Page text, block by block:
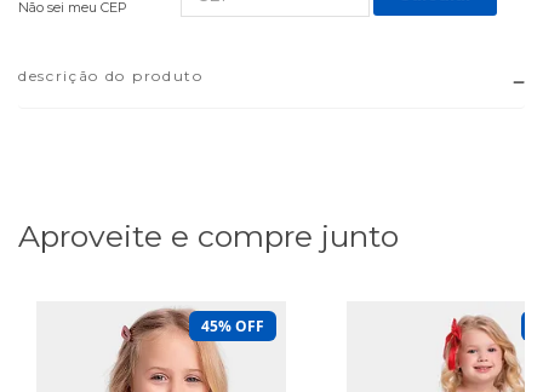
Não sei meu CEP
descrição do produto
Aproveite e compre junto
45% OFF